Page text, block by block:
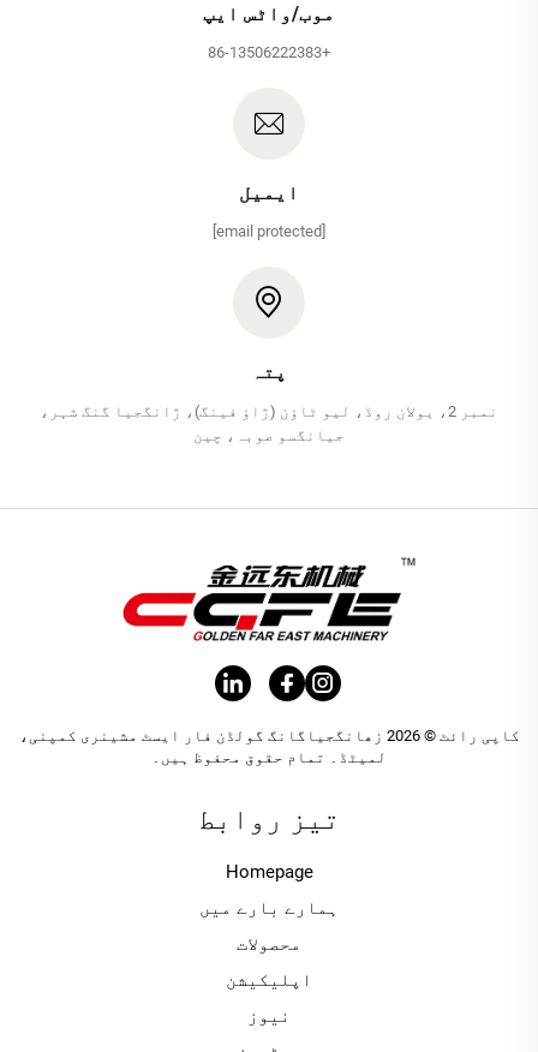
موب/واٹس ایپ
+86-13506222383
ایمیل
[email protected]
پتہ
نمبر 2، یولان روڈ، لیو ٹاؤن (ژاؤ فینگ)، ژانگجیا گنگ شہر،
جیانگسو صوبہ، چین
کاپی رائٹ © 2026 زھانگجیاگانگ گولڈن فار ایسٹ مشینری کمپنی،
لمیٹڈ۔ تمام حقوق محفوظ ہیں۔
تیز روابط
Homepage
ہمارے بارے میں
محصولات
اپلیکیشن
نیوز